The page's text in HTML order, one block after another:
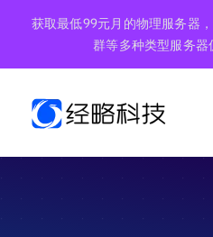
内
获取最低99元月的物理服务器
群等多种类型服务器